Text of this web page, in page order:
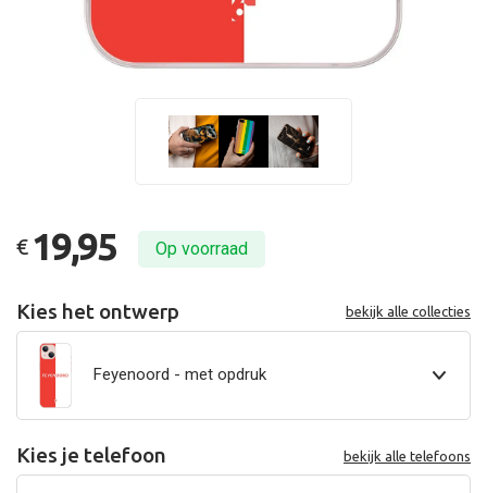
€ 19,95 Op voorraad
Kies het ontwerp bekijk alle collecties
Feyenoord - met opdruk
Kies je telefoon bekijk alle telefoons